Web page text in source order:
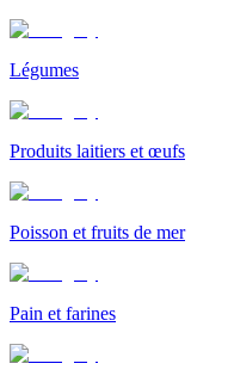
Légumes
Produits laitiers et œufs
Poisson et fruits de mer
Pain et farines